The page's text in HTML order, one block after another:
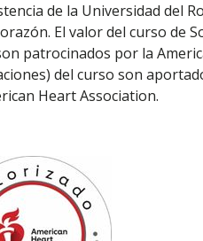
de la Universidad del
El valor del curso de
patrocinados por la
del curso son
Heart Association.